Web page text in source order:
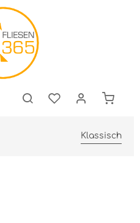
Klassisch